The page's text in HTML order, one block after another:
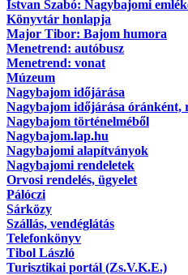
Istvan Szabó: Nagybajomi
Könyvtár honlapja
Major Tibor: Bajom humora
Menetrend: autóbusz
Menetrend: vonat
Múzeum
Nagybajom időjárása
Nagybajom időjárása óránként,
Nagybajom történelméből
Nagybajom.lap.hu
Nagybajomi alapítványok
Nagybajomi rendeletek
Orvosi rendelés, ügyelet
Pálóczi
Sárközy
Szállás, vendéglátás
Telefonkönyv
Tibol László
Turisztikai portál (Zs.V.K.E.)